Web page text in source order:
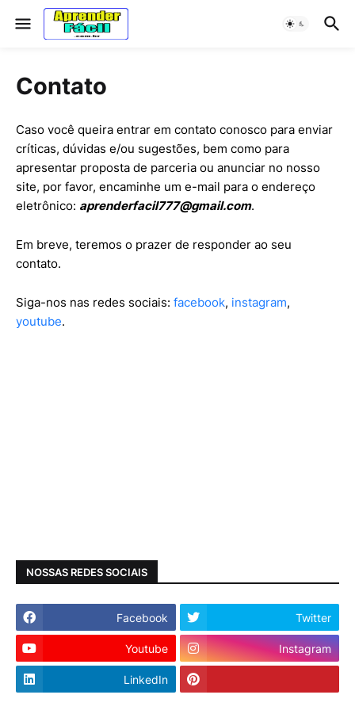
Contato
Caso você queira entrar em contato conosco para enviar
críticas, dúvidas e/ou sugestões, bem como para
apresentar proposta de parceria ou anunciar no nosso
site, por favor, encaminhe um e-mail para o endereço
eletrônico: aprenderfacil777@gmail.com.
Em breve, teremos o prazer de responder ao seu
contato.
Siga-nos nas redes sociais: facebook, instagram,
youtube.
NOSSAS REDES SOCIAIS
Facebook Twitter
Youtube Instagram
LinkedIn